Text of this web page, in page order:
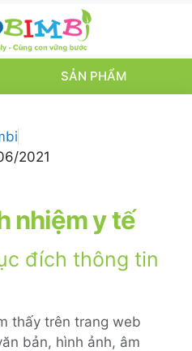
SẢN PHẨM
2021
nhiệm y tế
đích thông tin
thấy trên trang web
bản, hình ảnh, âm